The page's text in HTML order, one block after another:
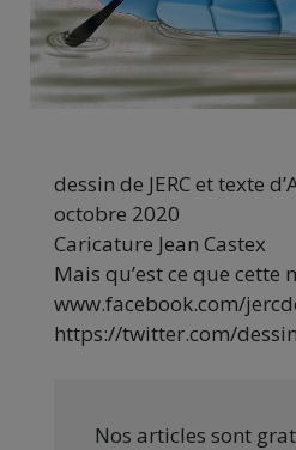
dessin de JERC et texte
octobre 2020
Caricature Jean Castex
Mais qu’est ce que cette
www.facebook.com/
https://twitter.com/
Nos articles sont